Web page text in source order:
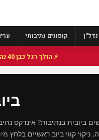
קופונים נתיבותי
⚡ הולך רגל כבן 40 נהרג מפגיעת רכב בכביש 25 סמוך לצומת הנשיא, מתנדבי זק"א פועלו בזירה
ביובית בנתיבות? אינדקס
ניקוי קווי ביוב ראשיים